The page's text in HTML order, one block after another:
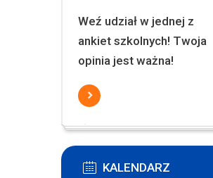
Weź udział w jednej z
ankiet szkolnych! Twoja
opinia jest ważna!
KALENDARZ